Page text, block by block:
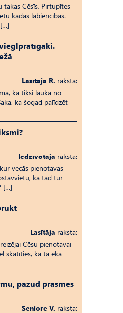
takas Cēsīs, Pirtupītes
kādas labierīcības.
Lasītāja R. raksta:
kā tiksi laukā no
ka šogad palīdzēt
Iedzīvotāja raksta:
vecās pienotavas
kā tad tur
[…]
Lasītāja raksta:
Cēsu pienotavai
skatīties, kā tā ēka
pazūd prasmes
Seniore V. raksta: